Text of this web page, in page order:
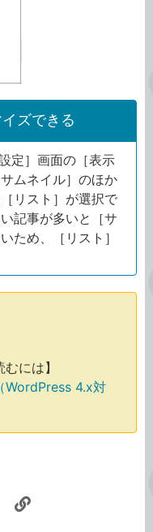
ズできる
定］画面の［表示
ムネイル］のほか
リスト］が選択で
記事が多いと［サ
ため、［リスト］
には】
WordPress 4.x対